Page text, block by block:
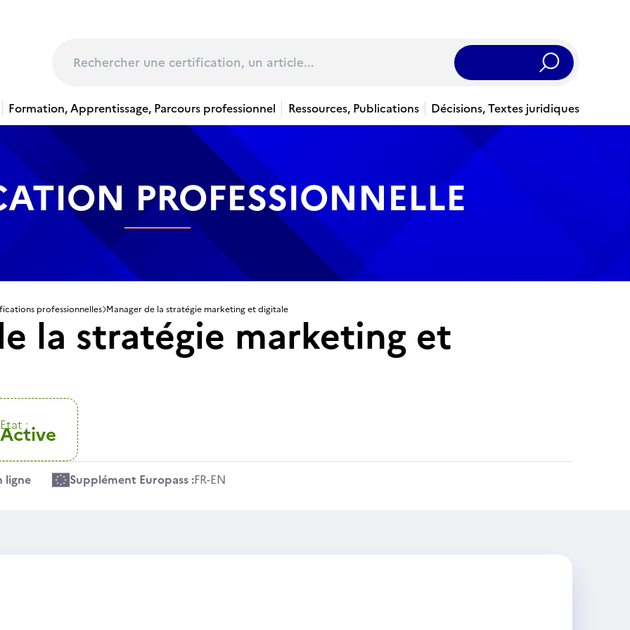
Rechercher
Formation, Apprentissage, Parcours professionnel Ressources, Publications Décisions, Textes juridiques
PROFESSIONNELLE
professionnelles Manager de la stratégie marketing et digitale
la stratégie marketing et
Etat :
Active
ligne Supplément Europass :FR-EN